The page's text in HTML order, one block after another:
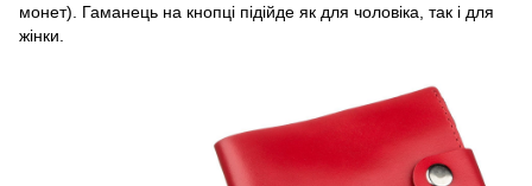
монет). Гаманець на кнопці підійде як для чоловіка, так і для
жінки.